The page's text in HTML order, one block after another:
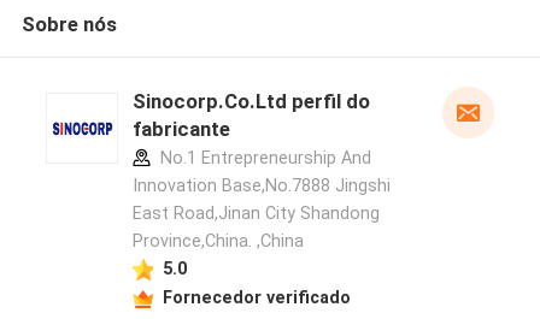
Sobre nós
Sinocorp.Co.Ltd perfil do
fabricante
No.1 Entrepreneurship And
Innovation Base,No.7888 Jingshi
East Road,Jinan City Shandong
Province,China. ,China
5.0
Fornecedor verificado